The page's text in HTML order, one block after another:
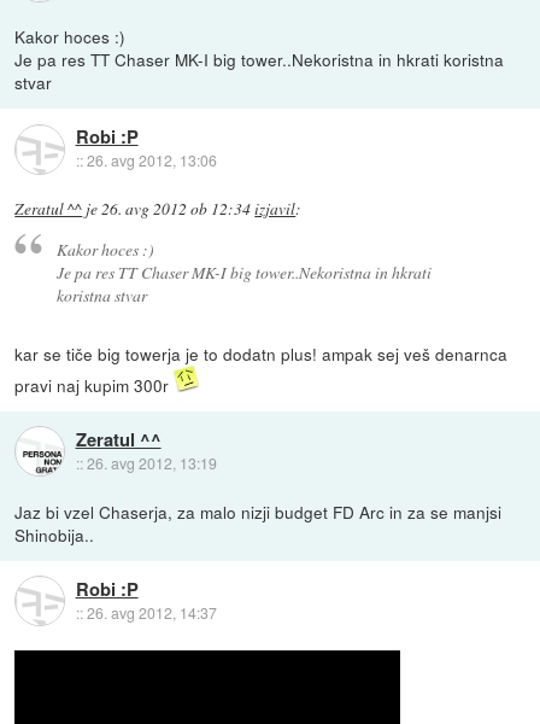
Kakor hoces :)
Je pa res TT Chaser MK-I big tower..Nekoristna in hkrati koristna
stvar
Robi :P
::26. avg 2012, 13:06
Zeratul ^^ je26. avg 2012 ob 12:34izjavil:
Kakor hoces :)
Je pa res TT Chaser MK-I big tower..Nekoristna in hkrati
koristna stvar
kar se tiče big towerja je to dodatn plus! ampak sej veš denarnca
pravi naj kupim 300r
Zeratul ^^
::26. avg 2012, 13:19
Jaz bi vzel Chaserja, za malo nizji budget FD Arc in za se manjsi
Shinobija..
Robi :P
::26. avg 2012, 14:37